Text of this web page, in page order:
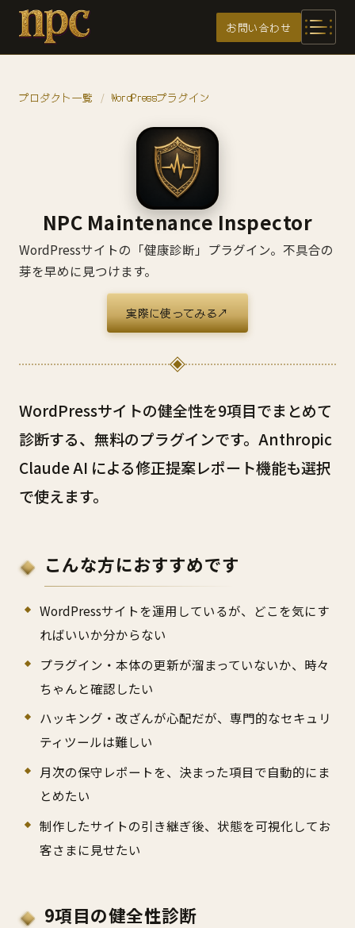
メインコンテンツへスキップ
お問い合わせ
プロダクト一覧 / WordPressプラグイン
NPC Maintenance Inspector
WordPressサイトの「健康診断」プラグイン。不具合の
芽を早めに見つけます。
実際に使ってみる↗
WordPressサイトの健全性を9項目でまとめて
診断する、無料のプラグインです。Anthropic
Claude AI による修正提案レポート機能も選択
で使えます。
こんな方におすすめです
WordPressサイトを運用しているが、どこを気にす
ればいいか分からない
プラグイン・本体の更新が溜まっていないか、時々
ちゃんと確認したい
ハッキング・改ざんが心配だが、専門的なセキュリ
ティツールは難しい
月次の保守レポートを、決まった項目で自動的にま
とめたい
制作したサイトの引き継ぎ後、状態を可視化してお
客さまに見せたい
9項目の健全性診断